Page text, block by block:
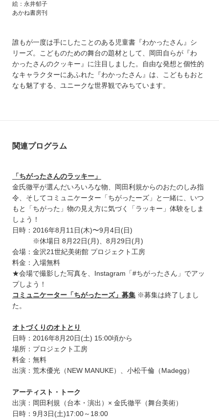
絵：永井郁子
あかね書房刊
誰もが一度は手にしたことのある児童書『わかったさん』シ
リーズ。こどものための舞台の題材として、岡田自らが『わ
かったさんのクッキー』に注目しました。自由な発想と個性的
なキャラクターにあふれた『わかったさん』は、こどももおと
なも魅了する、ユニークな世界観でみちています。
関連プログラム
「ちがったさんのラッキー」
金氏徹平が選んだいろいろな物、岡田利規からのおたのしみ指
令、そしてコミュニケーター「ちがったーズ」と一緒に、いつ
もと「ちがった」物の見え方に気づく「ラッキー」体験をしま
しょう！
日時：2016年8月11日(木)〜9月4日(日)
※休場日 8月22日(月)、8月29日(月)
会場：金沢21世紀美術館 プロジェクト工房
料金：入場無料
★会場で撮影した写真を、Instagram「#ちがったさん」でアッ
プしよう！
コミュニケーター「ちがったーズ」募集 ※募集は終了しまし
た。
オトづくりのオトとり
日時：2016年8月20日(土) 15:00頃から
場所：プロジェクト工房
料金：無料
出演：荒木優光（NEW MANUKE）、小松千倫（Madegg）
アーティスト・トーク
出演：岡田利規（台本・演出）× 金氏徹平（舞台美術）
日時：9月3日(土)17:00～18:00